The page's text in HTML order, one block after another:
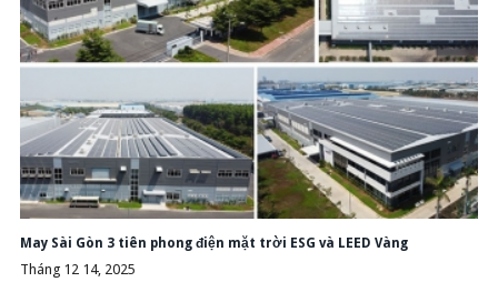
May Sài Gòn 3 tiên phong điện mặt trời ESG và LEED Vàng
Tháng 12 14, 2025